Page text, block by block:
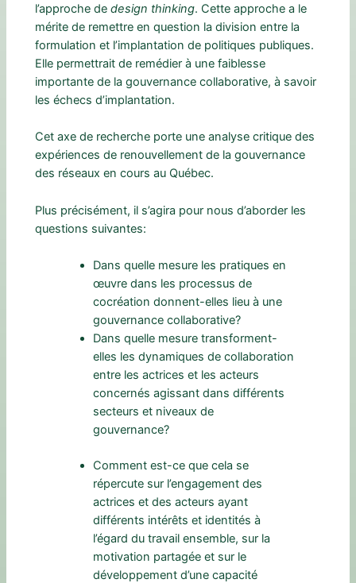
l’approche dedesign thinking. Cette approche a le
mérite de remettre en question la division entre la
formulation et l’implantation de politiques publiques.
Elle permettrait de remédier à une faiblesse
importante de la gouvernance collaborative, à savoir
les échecs d’implantation.
Cet axe de recherche porte une analyse critique des
expériences de renouvellement de la gouvernance
des réseaux en cours au Québec.
Plus précisément, il s’agira pour nous d’aborder les
questions suivantes:
Dans quelle mesure les pratiques en
œuvre dans les processus de
cocréation donnent-elles lieu à une
gouvernance collaborative?
Dans quelle mesure transforment-
elles les dynamiques de collaboration
entre les actrices et les acteurs
concernés agissant dans différents
secteurs et niveaux de
gouvernance?
Comment est-ce que cela se
répercute sur l’engagement des
actrices et des acteurs ayant
différents intérêts et identités à
l’égard du travail ensemble, sur la
motivation partagée et sur le
développement d’une capacité